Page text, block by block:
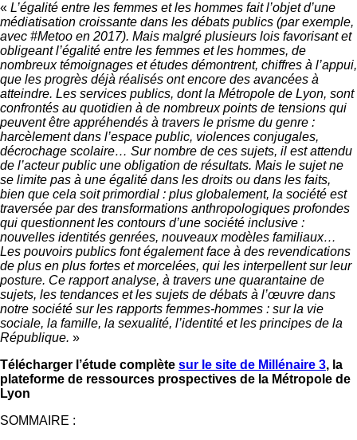
« L’égalité entre les femmes et les hommes fait l’objet d’une
médiatisation croissante dans les débats publics (par exemple,
avec #Metoo en 2017). Mais malgré plusieurs lois favorisant et
obligeant l’égalité entre les femmes et les hommes, de
nombreux témoignages et études démontrent, chiffres à l’appui,
que les progrès déjà réalisés ont encore des avancées à
atteindre. Les services publics, dont la Métropole de Lyon, sont
confrontés au quotidien à de nombreux points de tensions qui
peuvent être appréhendés à travers le prisme du genre :
harcèlement dans l’espace public, violences conjugales,
décrochage scolaire… Sur nombre de ces sujets, il est attendu
de l’acteur public une obligation de résultats. Mais le sujet ne
se limite pas à une égalité dans les droits ou dans les faits,
bien que cela soit primordial : plus globalement, la société est
traversée par des transformations anthropologiques profondes
qui questionnent les contours d’une société inclusive :
nouvelles identités genrées, nouveaux modèles familiaux…
Les pouvoirs publics font également face à des revendications
de plus en plus fortes et morcelées, qui les interpellent sur leur
posture. Ce rapport analyse, à travers une quarantaine de
sujets, les tendances et les sujets de débats à l’œuvre dans
notre société sur les rapports femmes-hommes : sur la vie
sociale, la famille, la sexualité, l’identité et les principes de la
République. »
Télécharger l’étude complète sur le site de Millénaire 3, la
plateforme de ressources prospectives de la Métropole de
Lyon
SOMMAIRE :